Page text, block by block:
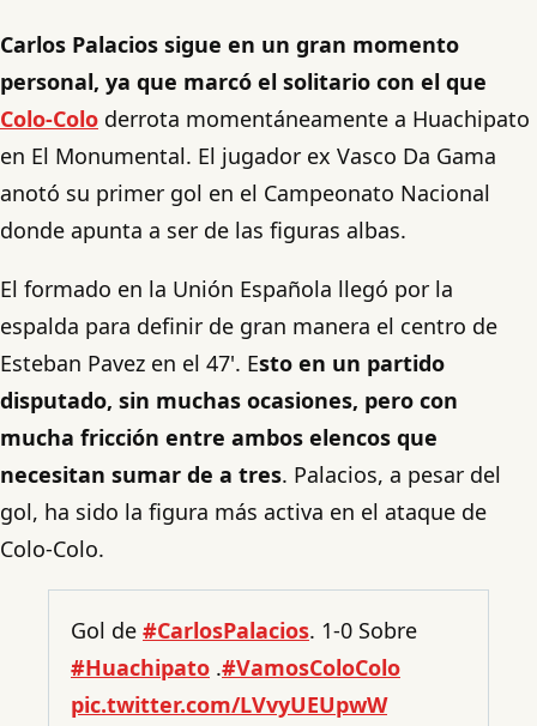
Carlos Palacios sigue en un gran momento
personal, ya que marcó el solitario con el que
Colo-Colo derrota momentáneamente a Huachipato
en El Monumental. El jugador ex Vasco Da Gama
anotó su primer gol en el Campeonato Nacional
donde apunta a ser de las figuras albas.
El formado en la Unión Española llegó por la
espalda para definir de gran manera el centro de
Esteban Pavez en el 47'. Esto en un partido
disputado, sin muchas ocasiones, pero con
mucha fricción entre ambos elencos que
necesitan sumar de a tres. Palacios, a pesar del
gol, ha sido la figura más activa en el ataque de
Colo-Colo.
Gol de #CarlosPalacios. 1-0 Sobre
#Huachipato .#VamosColoColo
pic.twitter.com/LVvyUEUpwW